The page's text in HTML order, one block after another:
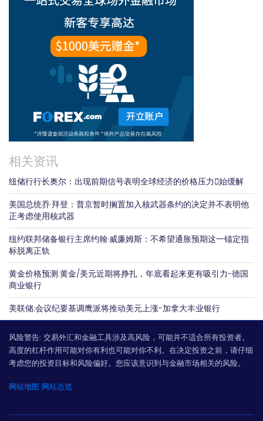
相关资讯
纽储行行长奥尔：出现前期信号表明全球经济的价格压力𫔭始缓解
美国总统乔·拜登：普京暂时搁置加入核武器条约的决定并不表明他
正考虑使用核武器
纽约联邦储备银行主席约翰·威廉姆斯：不希望通胀预期这一锚定指
标脱离正轨
黄金价格预测:黄金/美元近期将挣扎，年底看起来更有吸引力-德国
商业银行
美联储:会议纪要基调鹰派将推动美元上涨-加拿大丰业银行
风险警告: 交易外汇和金融工具涉及高风险，可能并不适合所有投资者。
高度的杠杆作用可能对你有利也可能对你不利。在决定投资之前，请仔细
考虑您的投资目标和风险偏好。您应该意识到与金融市场相关的风险。
网站地图 网站总览